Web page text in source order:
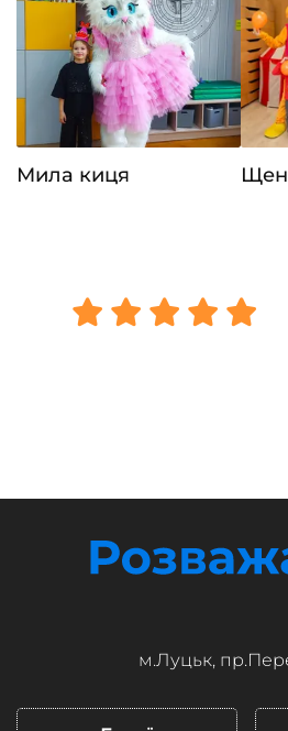
Мила киця
м.Луцьк,